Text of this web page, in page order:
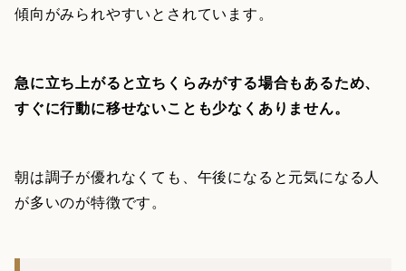
傾向がみられやすいとされています。
急に立ち上がると立ちくらみがする場合もあるため、
すぐに行動に移せないことも少なくありません。
朝は調子が優れなくても、午後になると元気になる人
が多いのが特徴です。